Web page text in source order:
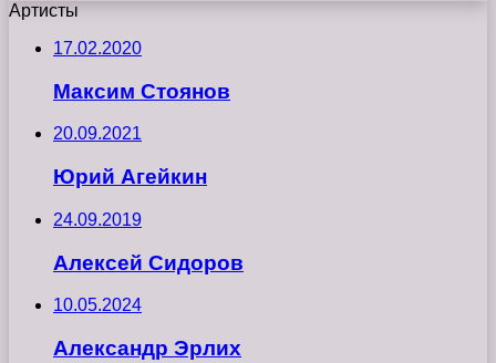
Артисты
17.02.2020
Максим Стоянов
20.09.2021
Юрий Агейкин
24.09.2019
Алексей Сидоров
10.05.2024
Александр Эрлих